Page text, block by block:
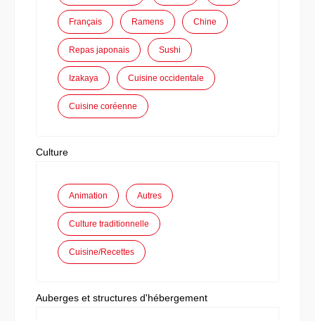
Français Ramens Chine
Repas japonais Sushi
Izakaya Cuisine occidentale
Cuisine coréenne
Culture
Animation Autres
Culture traditionnelle
Cuisine/Recettes
Auberges et structures d'hébergement